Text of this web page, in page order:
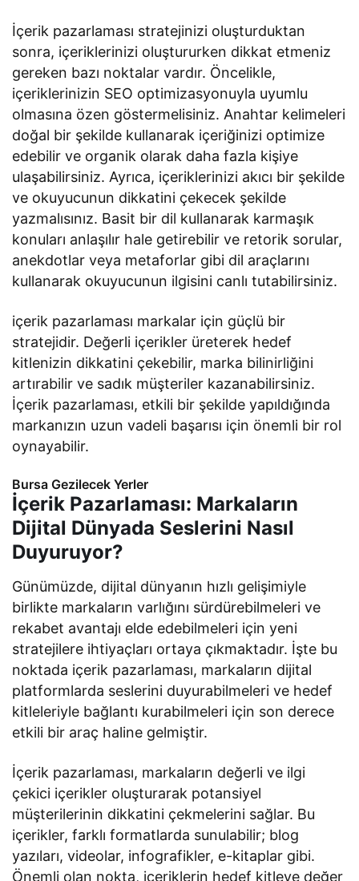
İçerik pazarlaması stratejinizi oluşturduktan
sonra, içeriklerinizi oluştururken dikkat etmeniz
gereken bazı noktalar vardır. Öncelikle,
içeriklerinizin SEO optimizasyonuyla uyumlu
olmasına özen göstermelisiniz. Anahtar kelimeleri
doğal bir şekilde kullanarak içeriğinizi optimize
edebilir ve organik olarak daha fazla kişiye
ulaşabilirsiniz. Ayrıca, içeriklerinizi akıcı bir şekilde
ve okuyucunun dikkatini çekecek şekilde
yazmalısınız. Basit bir dil kullanarak karmaşık
konuları anlaşılır hale getirebilir ve retorik sorular,
anekdotlar veya metaforlar gibi dil araçlarını
kullanarak okuyucunun ilgisini canlı tutabilirsiniz.
içerik pazarlaması markalar için güçlü bir
stratejidir. Değerli içerikler üreterek hedef
kitlenizin dikkatini çekebilir, marka bilinirliğini
artırabilir ve sadık müşteriler kazanabilirsiniz.
İçerik pazarlaması, etkili bir şekilde yapıldığında
markanızın uzun vadeli başarısı için önemli bir rol
oynayabilir.
Bursa Gezilecek Yerler
İçerik Pazarlaması: Markaların
Dijital Dünyada Seslerini Nasıl
Duyuruyor?
Günümüzde, dijital dünyanın hızlı gelişimiyle
birlikte markaların varlığını sürdürebilmeleri ve
rekabet avantajı elde edebilmeleri için yeni
stratejilere ihtiyaçları ortaya çıkmaktadır. İşte bu
noktada içerik pazarlaması, markaların dijital
platformlarda seslerini duyurabilmeleri ve hedef
kitleleriyle bağlantı kurabilmeleri için son derece
etkili bir araç haline gelmiştir.
İçerik pazarlaması, markaların değerli ve ilgi
çekici içerikler oluşturarak potansiyel
müşterilerinin dikkatini çekmelerini sağlar. Bu
içerikler, farklı formatlarda sunulabilir; blog
yazıları, videolar, infografikler, e-kitaplar gibi.
Önemli olan nokta, içeriklerin hedef kitleye değer